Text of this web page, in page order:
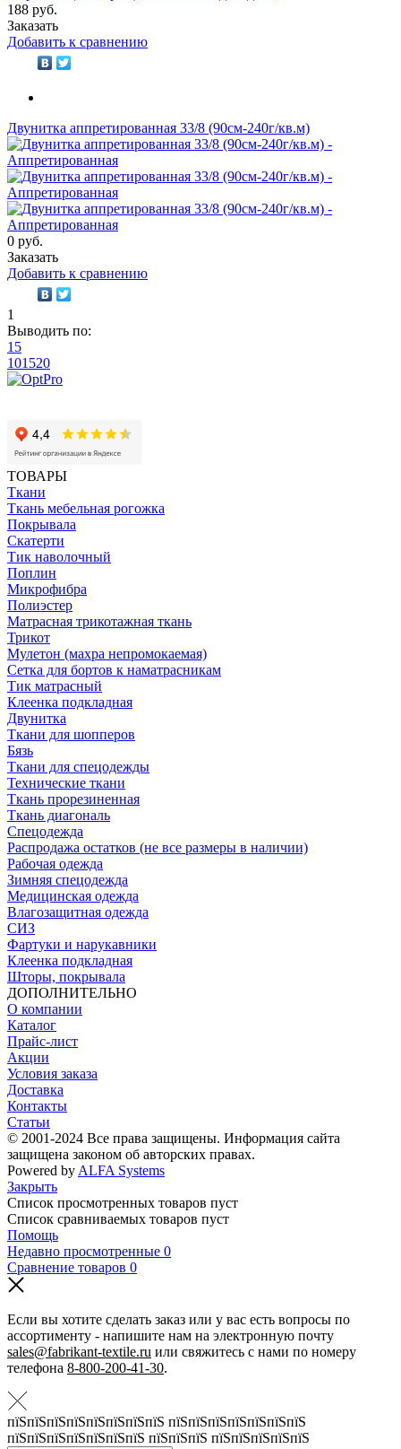
188 руб.
Заказать
Добавить к сравнению
Двунитка аппретированная 33/8 (90см-240г/кв.м)
0 руб.
Заказать
Добавить к сравнению
1
Выводить по:
15
101520
ТОВАРЫ
Ткани
Ткань мебельная рогожка
Покрывала
Скатерти
Тик наволочный
Поплин
Микрофибра
Полиэстер
Матрасная трикотажная ткань
Трикот
Мулетон (махра непромокаемая)
Сетка для бортов к наматрасникам
Тик матрасный
Клеенка подкладная
Двунитка
Ткани для шопперов
Бязь
Ткани для спецодежды
Технические ткани
Ткань прорезиненная
Ткань диагональ
Спецодежда
Распродажа остатков (не все размеры в наличии)
Рабочая одежда
Зимняя спецодежда
Медицинская одежда
Влагозащитная одежда
СИЗ
Фартуки и нарукавники
Клеенка подкладная
Шторы, покрывала
ДОПОЛНИТЕЛЬНО
О компании
Каталог
Прайс-лист
Акции
Условия заказа
Доставка
Контакты
Статьи
© 2001-2024 Все права защищены. Информация сайта
защищена законом об авторских правах.
Powered by ALFA Systems
Закрыть
Список просмотренных товаров пуст
Список сравниваемых товаров пуст
Помощь
Недавно просмотренные 0
Сравнение товаров 0
Если вы хотите сделать заказ или у вас есть вопросы по
ассортименту - напишите нам на электронную почту
sales@fabrikant-textile.ru или свяжитесь с нами по номеру
телефона 8-800-200-41-30.
пїЅпїЅпїЅпїЅпїЅпїЅпїЅпїЅ пїЅпїЅпїЅпїЅпїЅпїЅпїЅ
пїЅпїЅпїЅпїЅпїЅпїЅпїЅ пїЅпїЅпїЅ пїЅпїЅпїЅпїЅпїЅ